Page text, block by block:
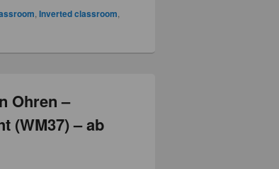
,Inverted classroom
Ohren –
(WM37) – ab